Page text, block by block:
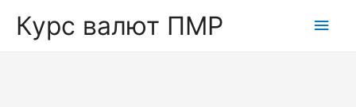
Курс валют ПМР